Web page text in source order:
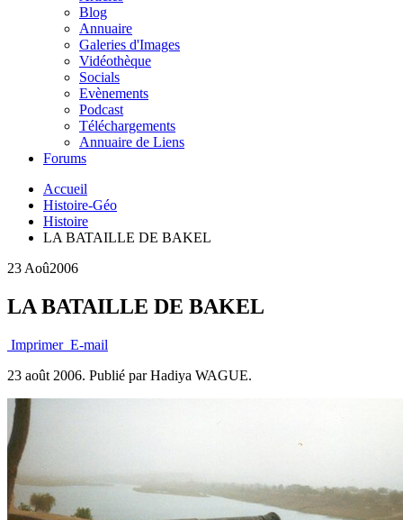
Blog
Annuaire
Galeries d'Images
Vidéothèque
Socials
Evènements
Podcast
Téléchargements
Annuaire de Liens
Forums
Accueil
Histoire-Géo
Histoire
LA BATAILLE DE BAKEL
23 Aoû2006
LA BATAILLE DE BAKEL
Imprimer E-mail
23 août 2006. Publié par Hadiya WAGUE.